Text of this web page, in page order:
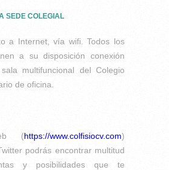
SEDE COLEGIAL
a Internet, vía wifi. Todos los
a su disposición conexión
multifuncional del Colegio
de oficina.
(https://www.colfisiocv.com)
podrás encontrar multitud
y posibilidades que te